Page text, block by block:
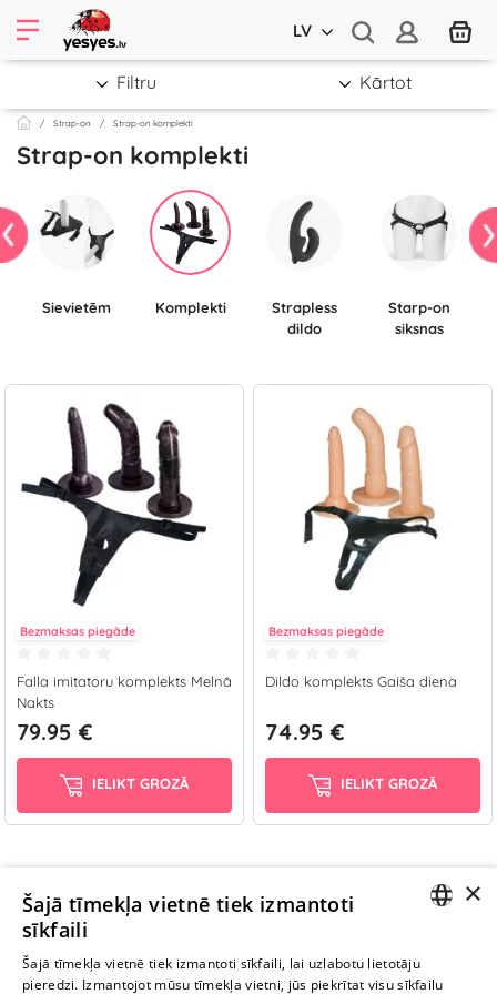
LV
Strap-on Strap-on komplekti
Filtru Kārtot
Strap-on komplekti
Sievietēm komplekti
Strapless
dildo
Starp-on
siksnas
Bezmaksas piegāde
Falla imitatoru komplekts Melnā
Nakts
79.95 €
IELIKT GROZĀ
Bezmaksas piegāde
Dildo komplekts Gaiša diena
74.95 €
IELIKT GROZĀ
Ievērībai: Yesyes.lv satur atklātu seksuālu informāciju un attēlus. Lietot
šo vietni vari tikai no 18 gadu vecuma.
TURPINIET RUSSIAN
×
Šajā tīmekļa vietnē tiek izmantoti
sīkfaili
Šajā tīmekļa vietnē tiek izmantoti sīkfaili, lai uzlabotu lietotāju
pieredzi. Izmantojot mūsu tīmekļa vietni, jūs piekrītat visu sīkfailu